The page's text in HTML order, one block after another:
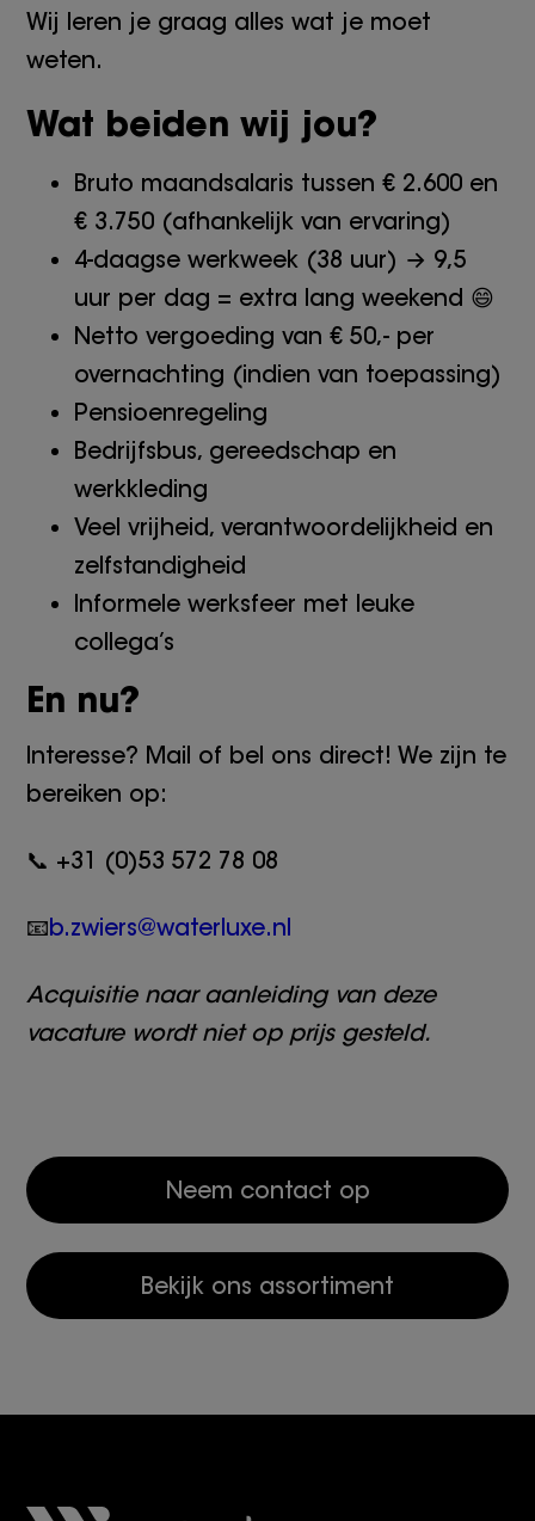
Wij leren je graag alles wat je moet
weten.
Wat beiden wij jou?
Bruto maandsalaris tussen € 2.600 en
€ 3.750 (afhankelijk van ervaring)
4-daagse werkweek (38 uur) → 9,5
uur per dag = extra lang weekend 😄
Netto vergoeding van € 50,- per
overnachting (indien van toepassing)
Pensioenregeling
Bedrijfsbus, gereedschap en
werkkleding
Veel vrijheid, verantwoordelijkheid en
zelfstandigheid
Informele werksfeer met leuke
collega’s
En nu?
Interesse? Mail of bel ons direct! We zijn te
bereiken op:
📞 +31 (0)53 572 78 08
📧b.zwiers@waterluxe.nl
Acquisitie naar aanleiding van deze
vacature wordt niet op prijs gesteld.
Neem contact op
Bekijk ons assortiment